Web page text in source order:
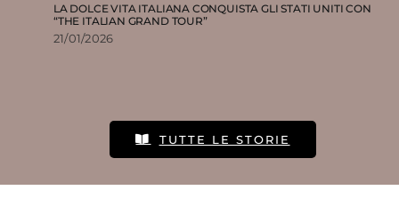
LA DOLCE VITA ITALIANA CONQUISTA GLI STATI UNITI CON
“THE ITALIAN GRAND TOUR”
21/01/2026
TUTTE LE STORIE